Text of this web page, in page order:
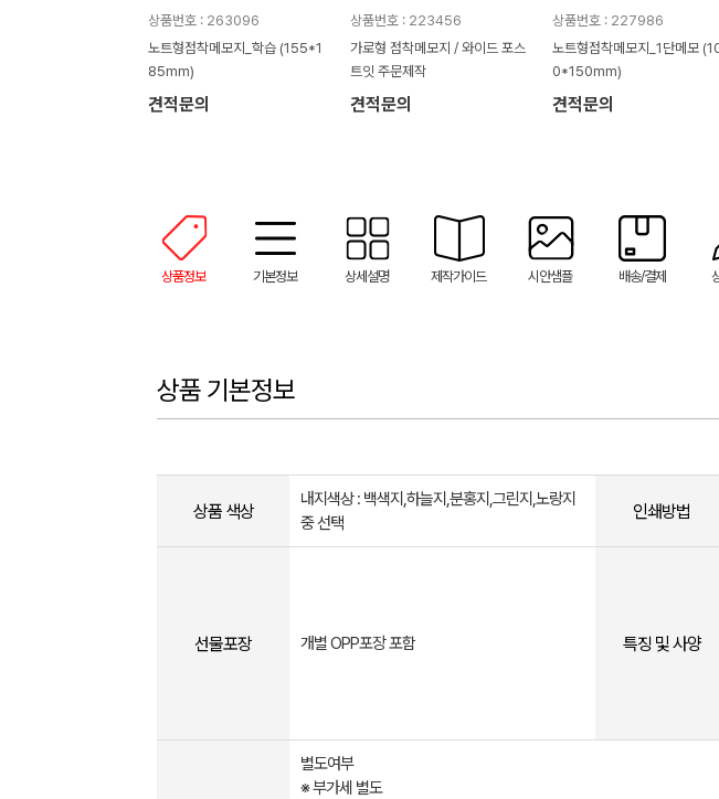
상품번호 : 263096
노트형점착메모지_학습 (155*1
85mm)
견적문의
상품번호 : 223456
가로형 점착메모지 / 와이드 포스
트잇 주문제작
견적문의
상품번호 : 227986
노트형점착메모지_1단메모
0*150mm)
견적문의
상품정보 기본정보 상세설명 제작가이드 시안샘플 배송/결제
상품 기본정보
상품 색상
내지색상 : 백색지,하늘지,분홍지,그린지,노랑지
중 선택
인쇄방법
선물포장 개별 OPP포장 포함 특징 및 사양
별도여부
※ 부가세 별도